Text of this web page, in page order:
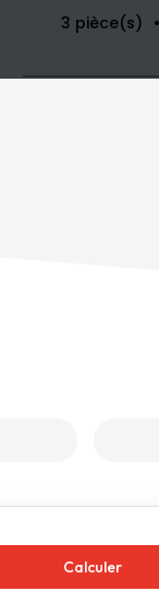
3 pièce(s)